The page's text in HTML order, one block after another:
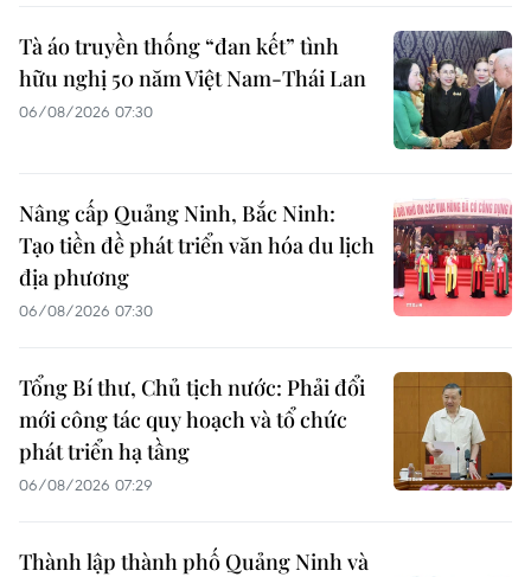
Tà áo truyền thống “đan kết” tình
hữu nghị 50 năm Việt Nam-Thái Lan
06/08/2026 07:30
Nâng cấp Quảng Ninh, Bắc Ninh:
Tạo tiền đề phát triển văn hóa du lịch
địa phương
06/08/2026 07:30
Tổng Bí thư, Chủ tịch nước: Phải đổi
mới công tác quy hoạch và tổ chức
phát triển hạ tầng
06/08/2026 07:29
Thành lập thành phố Quảng Ninh và